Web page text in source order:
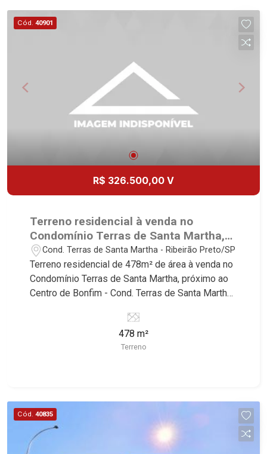
Cód. 40901
R$ 326.500,00 V
Terreno residencial à venda no
Condomínio Terras de Santa Martha,
próximo ao Centro de Bonfim -
Ribeirão Preto/SP.
Cond. Terras de Santa Martha - Ribeirão Preto/SP
Terreno residencial de 478m² de área à venda no
Condomínio Terras de Santa Martha, próximo ao
Centro de Bonfim - Cond. Terras de Santa Martha,
deste imóvel que a Martinelli Imobiliária
selecionou para você: - 478m² de área terreno -
Plano - Condomínio fechado - Portaria 24hr
478 m²
Terreno
Cód. 40835